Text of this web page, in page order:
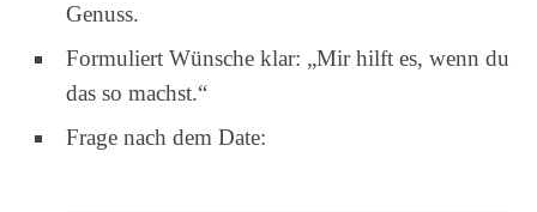
Genuss.
Formuliert Wünsche klar: „Mir hilft es, wenn du
das so machst.“
Frage nach dem Date: